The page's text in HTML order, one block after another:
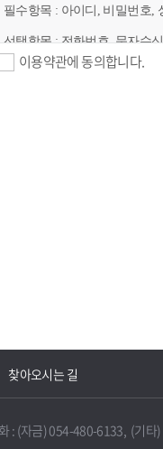
필수항목 : 아이디, 비밀번호,
선택항목 : 전화번호, 문자수
니다.
불필요하게 되었을 때에는
이용약관에 동의합니다.
찾아오시는 길
: (자금) 054-480-6133, (기타